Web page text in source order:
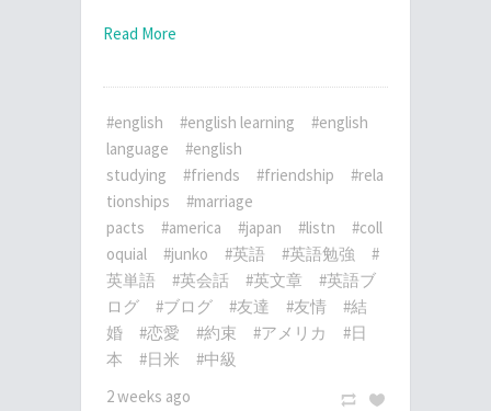
Read More
#english #english learning
#english
language
#english
studying
#friends #friendship
#rela
tionships
#marriage
pacts
#america #japan #listn
#coll
oquial
#junko #英語 #英語勉強
#
英単語
#英会話 #英文章
#英語ブ
ログ
#ブログ #友達 #友情
#結
婚
#恋愛 #約束 #アメリカ
#日
本
#日米
#中級
2 weeks ago